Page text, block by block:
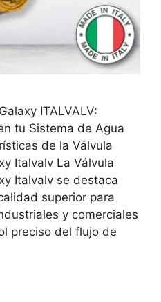
ITALVALV:
tu Sistema de Agua
de la Válvula
Italvalv La Válvula
Italvalv se destaca
superior para
y comerciales
preciso del flujo de